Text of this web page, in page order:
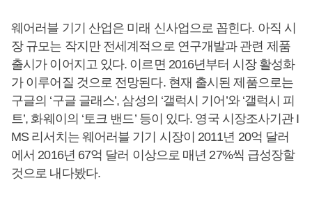
웨어러블 기기 산업은 미래 신사업으로 꼽힌다. 아직 시
장 규모는 작지만 전세계적으로 연구개발과 관련 제품
출시가 이어지고 있다. 이르면 2016년부터 시장 활성화
가 이루어질 것으로 전망된다. 현재 출시된 제품으로는
구글의 ‘구글 글래스’, 삼성의 ‘갤럭시 기어’와 ‘갤럭시 피
트’, 화웨이의 ‘토크 밴드’ 등이 있다. 영국 시장조사기관 I
MS 리서치는 웨어러블 기기 시장이 2011년 20억 달러
에서 2016년 67억 달러 이상으로 매년 27%씩 급성장할
것으로 내다봤다.